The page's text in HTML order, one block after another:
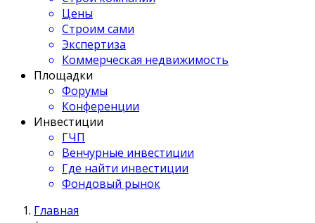
Цены
Строим сами
Экспертиза
Коммерческая недвижимость
Площадки
Форумы
Конференции
Инвестиции
ГЧП
Венчурные инвестиции
Где найти инвестиции
Фондовый рынок
Главная